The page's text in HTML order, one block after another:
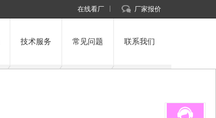
在线看厂 厂家报价
技术服务 常见问题 联系我们